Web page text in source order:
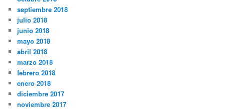
septiembre 2018
julio 2018
junio 2018
mayo 2018
abril 2018
marzo 2018
febrero 2018
enero 2018
diciembre 2017
noviembre 2017